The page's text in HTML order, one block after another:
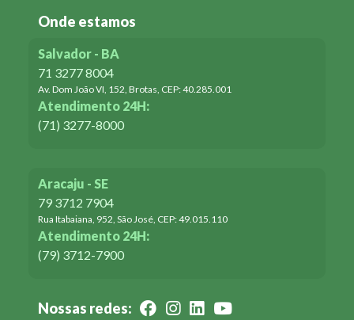
Onde estamos
Salvador - BA
71 3277 8004
Av. Dom João VI, 152, Brotas, CEP: 40.285.001
Atendimento 24H:
(71) 3277-8000
Aracaju - SE
79 3712 7904
Rua Itabaiana, 952, São José, CEP: 49.015.110
Atendimento 24H:
(79) 3712-7900
Nossas redes: